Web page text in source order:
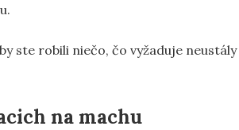
ste robili niečo, čo vyžaduje
na machu